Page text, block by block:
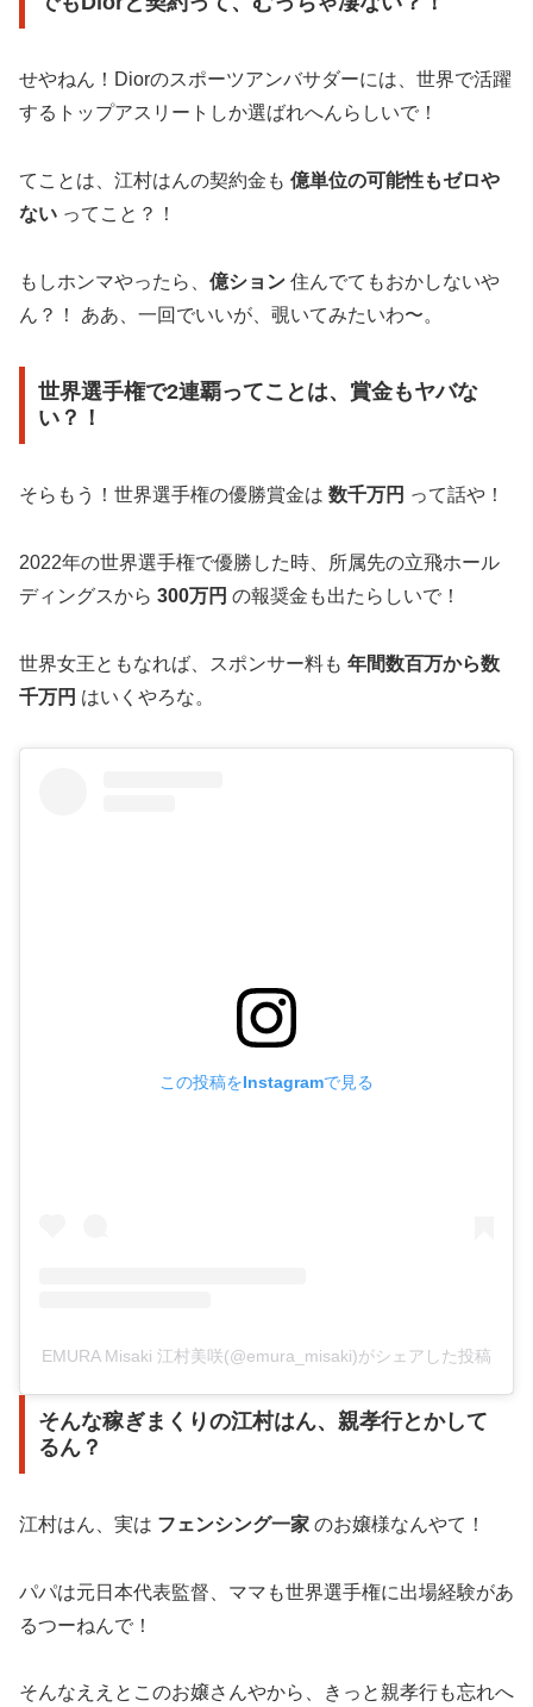
せやねん！Diorのスポーツアンバサダーには、世界で活躍
するトップアスリートしか選ばれへんらしいで！
てことは、江村はんの契約金も 億単位の可能性もゼロや
ない ってこと？！
もしホンマやったら、 億ション 住んでてもおかしないや
ん？！ ああ、一回でいいが、覗いてみたいわ〜。
世界選手権で2連覇ってことは、賞金もヤバな
い？！
そらもう！世界選手権の優勝賞金は 数千万円 って話や！
2022年の世界選手権で優勝した時、所属先の立飛ホール
ディングスから 300万円 の報奨金も出たらしいで！
世界女王ともなれば、スポンサー料も 年間数百万から数
千万円 はいくやろな。
この投稿をInstagramで見る
EMURA Misaki 江村美咲(@emura_misaki)がシェアした投稿
そんな稼ぎまくりの江村はん、親孝行とかして
るん？
江村はん、実は フェンシング一家 のお嬢様なんやて！
パパは元日本代表監督、ママも世界選手権に出場経験があ
るつーねんで！
そんなええとこのお嬢さんやから、きっと親孝行も忘れへ